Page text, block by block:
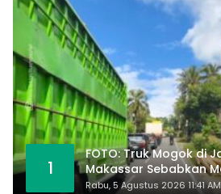
1
FOTO: Truk Mogok di
Makassar Sebabkan
Tangan
Rabu, 5 Agustus 2026 11:41 AM